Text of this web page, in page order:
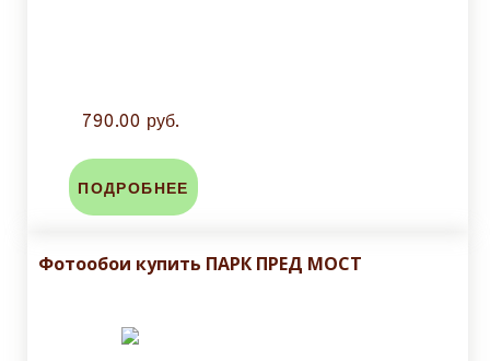
790.00 руб.
ПОДРОБНЕЕ
Фотообои купить ПАРК ПРЕД МОСТ